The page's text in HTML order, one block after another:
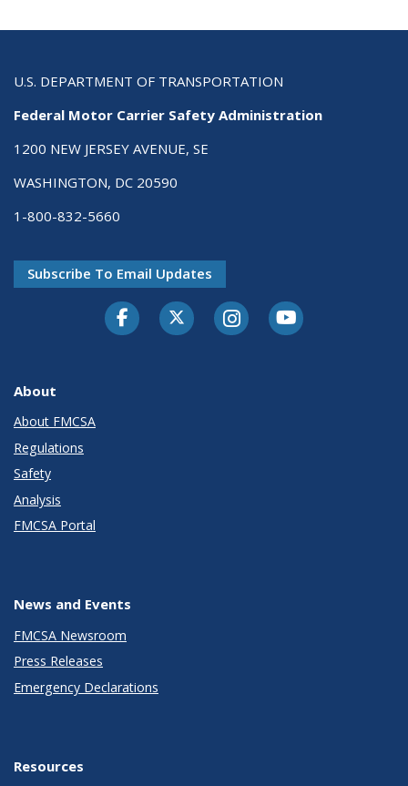
U.S. DEPARTMENT OF TRANSPORTATION
Federal Motor Carrier Safety Administration
1200 NEW JERSEY AVENUE, SE
WASHINGTON, DC 20590
1-800-832-5660
Subscribe To Email Updates
FacebookTwitter-XInstagramYoutube
About
About FMCSA
Regulations
Safety
Analysis
FMCSA Portal
News and Events
FMCSA Newsroom
Press Releases
Emergency Declarations
Resources